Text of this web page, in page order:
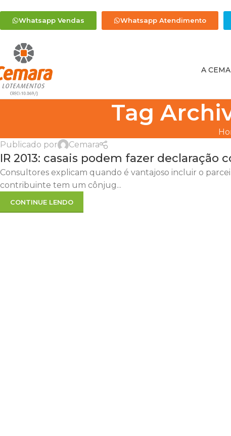
Whatsapp Vendas Whatsapp Atendimento
A
Tag
Publicado por
Cemara
IR 2013: casais podem fazer declaração
Consultores explicam quando é vantajoso incluir o
contribuinte tem um cônjug...
CONTINUE LENDO